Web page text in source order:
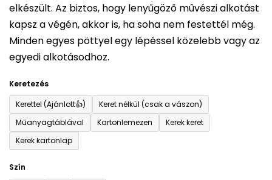
elkészült. Az biztos, hogy lenyűgöző művészi alkotást
kapsz a végén, akkor is, ha soha nem festettél még.
Minden egyes pöttyel egy lépéssel közelebb vagy az
egyedi alkotásodhoz.
Keretezés
Kerettel (Ajánlott👍)
Keret nélkül (csak a vászon)
Műanyagtáblával
Kartonlemezen
Kerek keret
Kerek kartonlap
Szín